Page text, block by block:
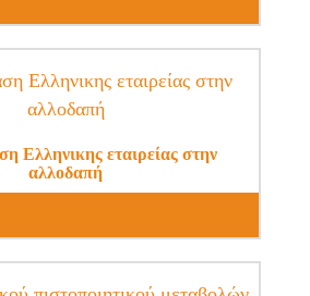
Ελληνικης εταιρείας στην
αλλοδαπή